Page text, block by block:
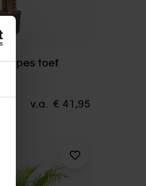
toef
v.a. € 41,95